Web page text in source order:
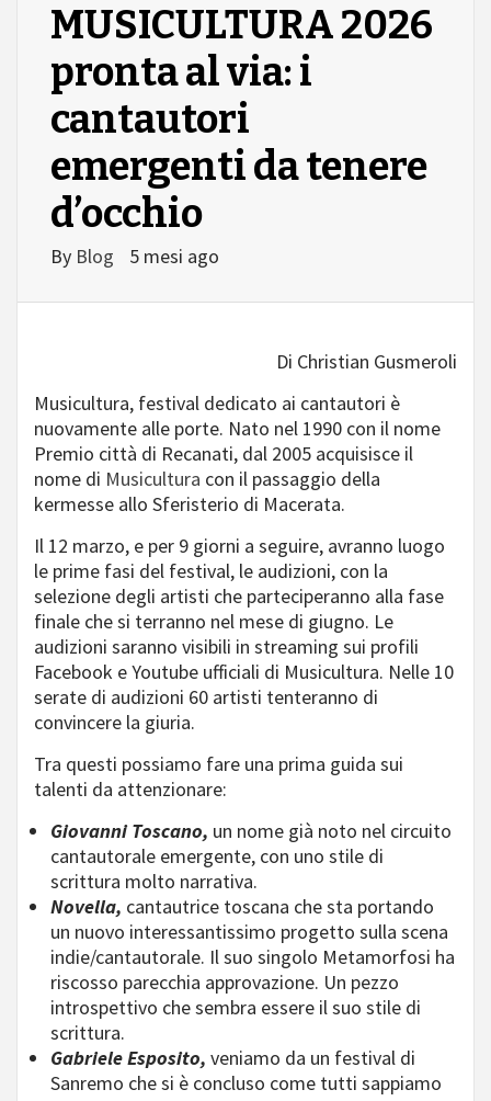
MUSICULTURA 2026
pronta al via: i
cantautori
emergenti da tenere
d’occhio
By Blog 5 mesi ago
Di Christian Gusmeroli
Musicultura, festival dedicato ai cantautori è
nuovamente alle porte. Nato nel 1990 con il nome
Premio città di Recanati, dal 2005 acquisisce il
nome di Musicultura con il passaggio della
kermesse allo Sferisterio di Macerata.
Il 12 marzo, e per 9 giorni a seguire, avranno luogo
le prime fasi del festival, le audizioni, con la
selezione degli artisti che parteciperanno alla fase
finale che si terranno nel mese di giugno. Le
audizioni saranno visibili in streaming sui profili
Facebook e Youtube ufficiali di Musicultura. Nelle 10
serate di audizioni 60 artisti tenteranno di
convincere la giuria.
Tra questi possiamo fare una prima guida sui
talenti da attenzionare:
Giovanni Toscano, un nome già noto nel circuito
cantautorale emergente, con uno stile di
scrittura molto narrativa.
Novella, cantautrice toscana che sta portando
un nuovo interessantissimo progetto sulla scena
indie/cantautorale. Il suo singolo Metamorfosi ha
riscosso parecchia approvazione. Un pezzo
introspettivo che sembra essere il suo stile di
scrittura.
Gabriele Esposito, veniamo da un festival di
Sanremo che si è concluso come tutti sappiamo